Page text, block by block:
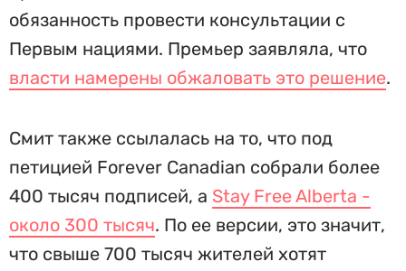
обязанность провести консультации с
Первым нациями. Премьер заявляла, что
власти намерены обжаловать это решение.
Смит также ссылалась на то, что под
петицией Forever Canadian собрали более
400 тысяч подписей, а Stay Free Alberta -
около 300 тысяч. По ее версии, это значит,
что свыше 700 тысяч жителей хотят